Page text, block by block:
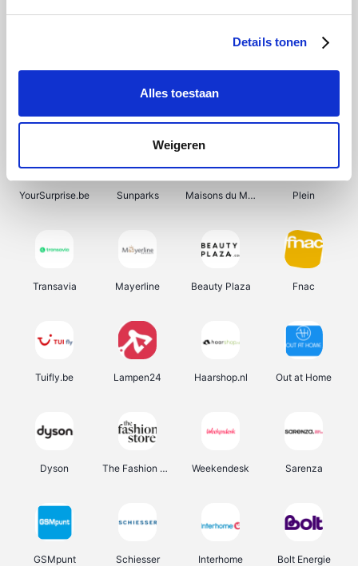
Details tonen
Alles toestaan
Weigeren
Shein Get Your Guide Bergfreunde Pazzox
YourSurprise.be Sunparks Maisons du Monde Plein
Transavia Mayerline Beauty Plaza Fnac
Tuifly.be Lampen24 Haarshop.nl Out at Home
Dyson The Fashion Store Weekendesk Sarenza
GSMpunt Schiesser Interhome Bolt Energie